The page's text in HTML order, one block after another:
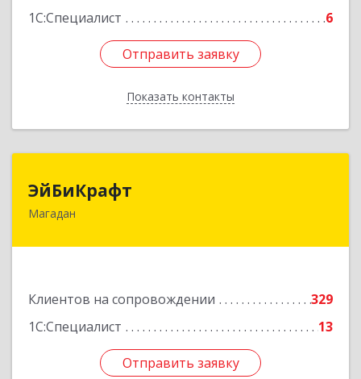
1С:Специалист
6
Отправить заявку
Показать контакты
Отправить заявку
Назад
ЭйБиКрафт
Магадан
Клиентов на сопровождении
329
1С:Специалист
13
Отправить заявку
685000, Магаданская обл, Магадан г, Полярная
Отправить заявку